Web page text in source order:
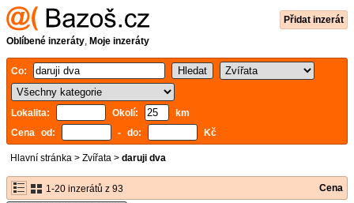
Přidat inzerát
Oblíbené inzeráty, Moje inzeráty
Co:
Lokalita: Okolí:
km
Cena od:
- do: Kč
Hlavní stránka > Zvířata > daruji dva
1-20 inzerátů z 93 Cena